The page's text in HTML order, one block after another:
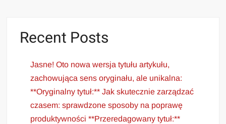
Recent Posts
Jasne! Oto nowa wersja tytułu artykułu,
zachowująca sens oryginału, ale unikalna:
**Oryginalny tytuł:** Jak skutecznie zarządzać
czasem: sprawdzone sposoby na poprawę
produktywności **Przeredagowany tytuł:**